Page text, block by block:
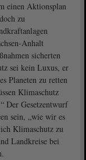
einen Aktionsplan
zu
Anhalt
sicherten
sei kein Luxus, er
Planeten zu retten
Klimaschutz
Der Gesetzentwurf
sein, „wie wir es
Klimaschutz zu
Landkreise bei